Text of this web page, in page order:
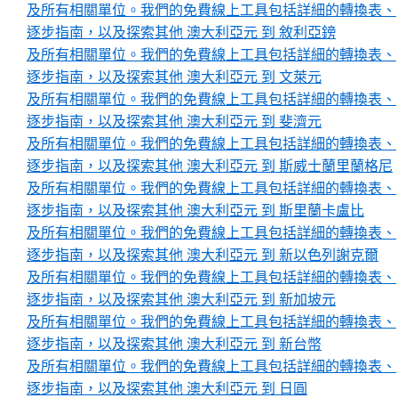
及所有相關單位。我們的免費線上工具包括詳細的轉換表、
逐步指南，以及探索其他 澳大利亞元 到 敘利亞鎊
及所有相關單位。我們的免費線上工具包括詳細的轉換表、
逐步指南，以及探索其他 澳大利亞元 到 文萊元
及所有相關單位。我們的免費線上工具包括詳細的轉換表、
逐步指南，以及探索其他 澳大利亞元 到 斐濟元
及所有相關單位。我們的免費線上工具包括詳細的轉換表、
逐步指南，以及探索其他 澳大利亞元 到 斯威士蘭里蘭格尼
及所有相關單位。我們的免費線上工具包括詳細的轉換表、
逐步指南，以及探索其他 澳大利亞元 到 斯里蘭卡盧比
及所有相關單位。我們的免費線上工具包括詳細的轉換表、
逐步指南，以及探索其他 澳大利亞元 到 新以色列謝克爾
及所有相關單位。我們的免費線上工具包括詳細的轉換表、
逐步指南，以及探索其他 澳大利亞元 到 新加坡元
及所有相關單位。我們的免費線上工具包括詳細的轉換表、
逐步指南，以及探索其他 澳大利亞元 到 新台幣
及所有相關單位。我們的免費線上工具包括詳細的轉換表、
逐步指南，以及探索其他 澳大利亞元 到 日圓